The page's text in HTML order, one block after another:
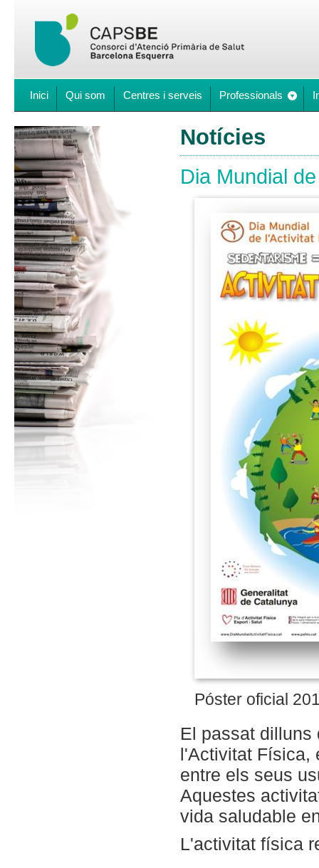
Inici Qui som Centres i serveis Professionals
Notícies
Dia Mundial
Póster oficial
El passat dilluns
l'Activitat Física,
entre els seus
Aquestes
vida saludable
L'activitat física